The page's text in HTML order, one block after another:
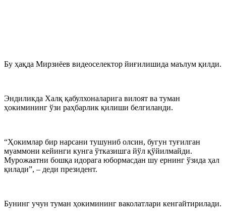
Бу ҳақда Мирзиёев видеоселектор йиғилишида маълум қилди.
Эндиликда Халқ қабулхоналарига вилоят ва туман
ҳокимининг ўзи раҳбарлик қилиши белгиланди.
“Ҳокимлар бир нарсани тушуниб олсин, бугун туғилган
муаммони кейинги кунга ўтказишга йўл қўйилмайди.
Мурожаатни бошқа идорага юбормасдан шу ернинг ўзида ҳал
қилади”, – деди президент.
Бунинг учун туман ҳокимининг ваколатлари кенгайтирилади.